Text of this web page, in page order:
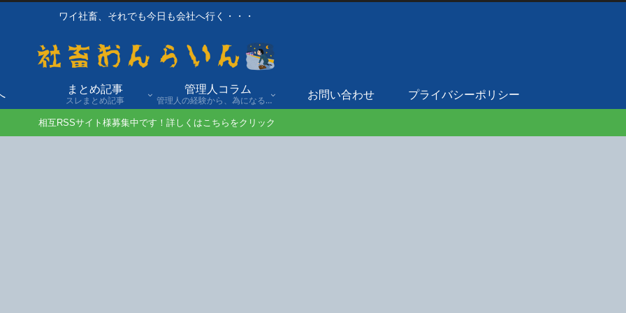
ワイ社畜、それでも今日も会社へ行く・・・
まとめ記事
スレまとめ記事
管理人コラム
管理人の経験から、為になる話や自身の経験談を発信。
お問い合わせ プライバシーポリシー
相互RSSサイト様募集中です！詳しくはこちらをクリック